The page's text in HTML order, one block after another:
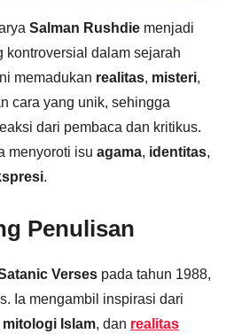
Salman Rushdie menjadi
kontroversial dalam sejarah
memadukan realitas, misteri,
cara yang unik, sehingga
dari pembaca dan kritikus.
menyoroti isu agama, identitas,
.
Penulisan
Verses pada tahun 1988,
Ia mengambil inspirasi dari
mitologi Islam, dan realitas